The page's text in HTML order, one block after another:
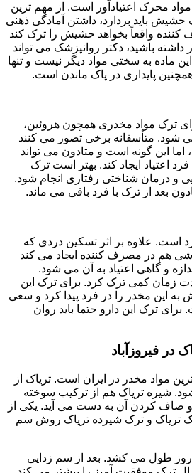
محرک اعتیادآور است. از مهم ترین
باید بردارد، داشتن آمادگی ذهنی
واقعاً بخواهد حشیش را ترک کند
داشته باشید، دکتر روانپزشک می تواند
ماده به سختی مواد دیگر نیست و تنها
پایداری در پاک ماندن است.
ترک مواد مخدری همچون هروئین،
شود. متأسفانه برخی تصور می کنند
اما این گونه است و متادون می تواند
اعتیاد ایجاد کند. بهتر است ترک
و درمان شناختی رفتاری انجام شود.
بعد از ترک با فرد باقی می ماند.
است. علاوه بر اثر تسکین دردی که
هم در مصرف کننده ایجاد می کند
و گاهی اعتیاد به آن می شود.
زمان کمی ترک کرد. برای ترک این
به این مخدر را در فرد پیدا کرد و سعی
ترک این دارو حتما باید روان
در فیروزآباد
مواد مخدر در ایران است. تریاک از
شیره تریاک هم از ترکیب سوخته
و صاف کردن آن به دست می آید. یکی از
تریاک و ترک شیرده تریاک روش سم
سم زدایی تریاک تقریبا ۱۴ روز طول می کشد. بعد از سم زدایی